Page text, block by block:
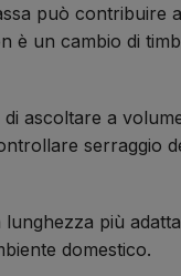
può contribuire
è un cambio di
ascoltare a
serraggio
più
domestico.